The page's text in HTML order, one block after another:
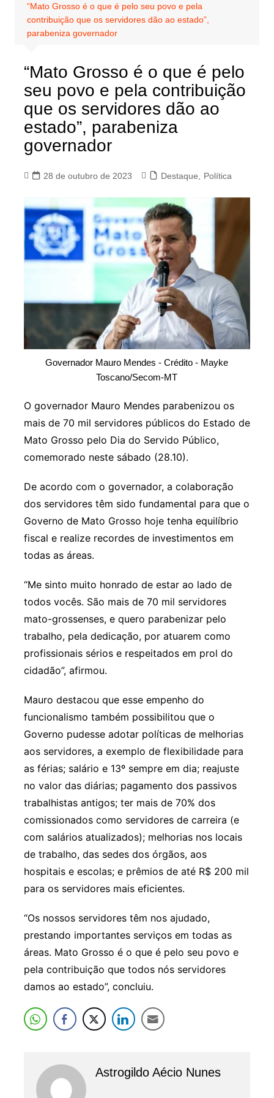
“Mato Grosso é o que é pelo seu povo e pela
contribuição que os servidores dão ao estado”,
parabeniza governador
“Mato Grosso é o que é pelo
seu povo e pela contribuição
que os servidores dão ao
estado”, parabeniza
governador
28 de outubro de 2023 Destaque Política
Governador Mauro Mendes - Crédito - Mayke
Toscano/Secom-MT
O governador Mauro Mendes parabenizou os
mais de 70 mil servidores públicos do Estado de
Mato Grosso pelo Dia do Servido Público,
comemorado neste sábado (28.10).
De acordo com o governador, a colaboração
dos servidores têm sido fundamental para que o
Governo de Mato Grosso hoje tenha equilíbrio
fiscal e realize recordes de investimentos em
todas as áreas.
“Me sinto muito honrado de estar ao lado de
todos vocês. São mais de 70 mil servidores
mato-grossenses, e quero parabenizar pelo
trabalho, pela dedicação, por atuarem como
profissionais sérios e respeitados em prol do
cidadão”, afirmou.
Mauro destacou que esse empenho do
funcionalismo também possibilitou que o
Governo pudesse adotar políticas de melhorias
aos servidores, a exemplo de flexibilidade para
as férias; salário e 13º sempre em dia; reajuste
no valor das diárias; pagamento dos passivos
trabalhistas antigos; ter mais de 70% dos
comissionados como servidores de carreira (e
com salários atualizados); melhorias nos locais
de trabalho, das sedes dos órgãos, aos
hospitais e escolas; e prêmios de até R$ 200 mil
para os servidores mais eficientes.
“Os nossos servidores têm nos ajudado,
prestando importantes serviços em todas as
áreas. Mato Grosso é o que é pelo seu povo e
pela contribuição que todos nós servidores
damos ao estado”, concluiu.
Astrogildo Aécio Nunes